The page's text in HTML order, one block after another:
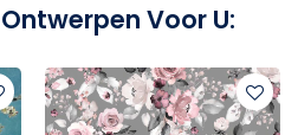
Voor U: